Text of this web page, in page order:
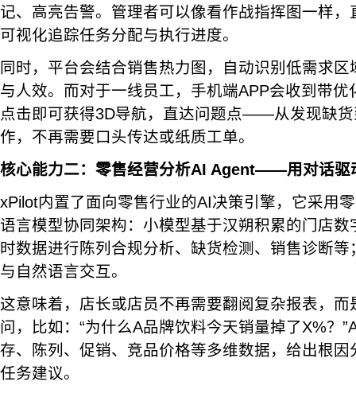
记、高亮告警。管理者可以像看作战指挥图一样
可视化追踪任务分配与执行进度。
同时，平台会结合销售热力图，自动识别低需求
与人效。而对于一线员工，手机端APP会收到带
点击即可获得3D导航，直达问题点——从发现缺
作，不再需要口头传达或纸质工单。
核心能力二：零售经营分析AI Agent——用对话驱
xPilot内置了面向零售行业的AI决策引擎，它采用
语言模型协同架构：小模型基于汉朔积累的门店
时数据进行陈列合规分析、缺货检测、销售诊断
与自然语言交互。
这意味着，店长或店员不再需要翻阅复杂报表，
问，比如：“为什么A品牌饮料今天销量掉了X%？
存、陈列、促销、竞品价格等多维数据，给出根
任务建议。